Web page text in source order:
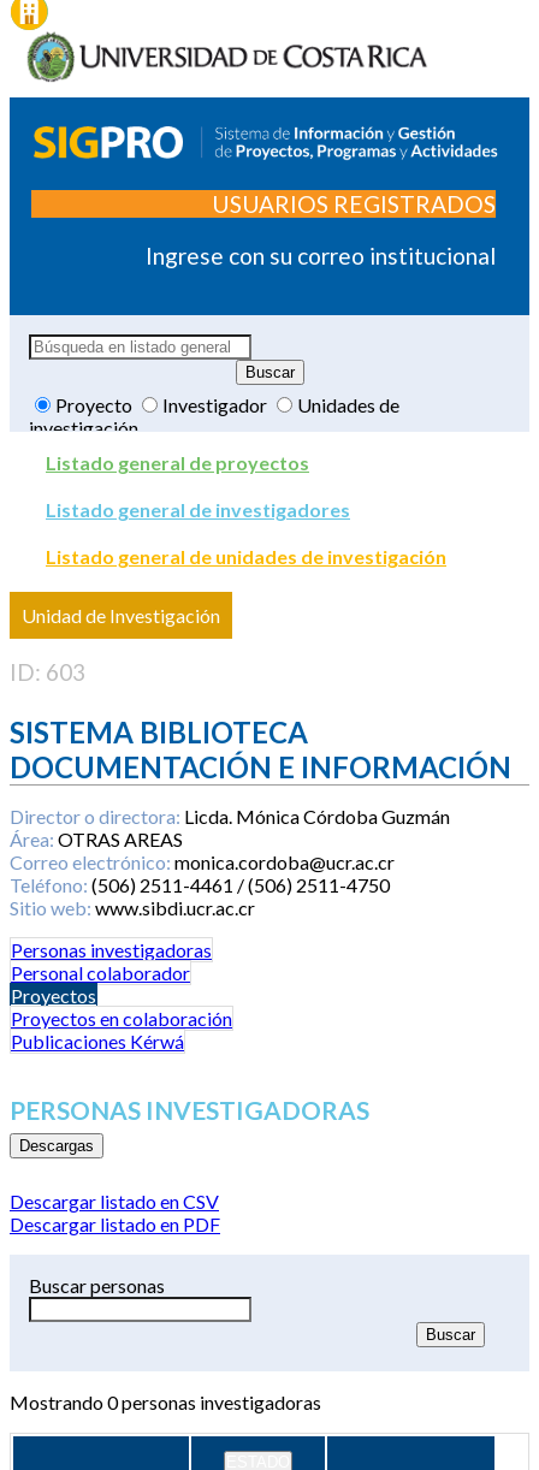
USUARIOS REGISTRADOS
Ingrese con su correo institucional
Proyecto Investigador
Unidades de
investigación
Listado general de proyectos
Listado general de investigadores
Listado general de unidades de investigación
Unidad de Investigación
ID: 603
SISTEMA BIBLIOTECA
DOCUMENTACIÓN E INFORMACIÓN
Director o directora: Licda. Mónica Córdoba Guzmán
Área: OTRAS AREAS
Correo electrónico: monica.cordoba@ucr.ac.cr
Teléfono: (506) 2511-4461 / (506) 2511-4750
Sitio web: www.sibdi.ucr.ac.cr
Personas investigadoras
Personal colaborador
Proyectos
Proyectos en colaboración
Publicaciones Kérwá
PERSONAS INVESTIGADORAS
Descargas
Descargar listado en CSV
Descargar listado en PDF
Buscar personas
Mostrando0personas investigadoras